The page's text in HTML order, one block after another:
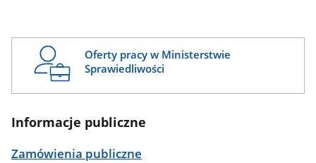
Oferty pracy w Ministerstwie
Sprawiedliwości
Informacje publiczne
Zamówienia publiczne